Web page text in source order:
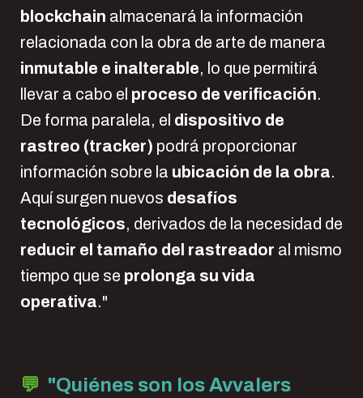
blockchain almacenará la información
relacionada con la obra de arte de manera
inmutable e inalterable, lo que permitirá
llevar a cabo el proceso de verificación.
De forma paralela, el dispositivo de
rastreo (tracker) podrá proporcionar
información sobre la ubicación de la obra.
Aquí surgen nuevos desafíos
tecnológicos, derivados de la necesidad de
reducir el tamaño del rastreador al mismo
tiempo que se prolonga su vida
operativa."
💬 "Quiénes son los Avvalers